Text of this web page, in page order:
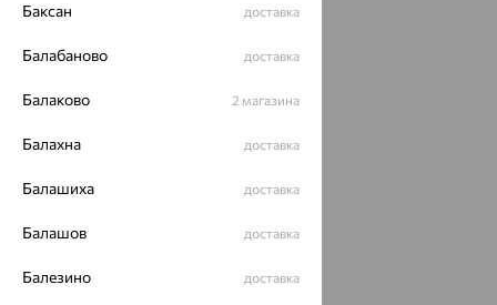
Баксан доставка
Балабаново доставка
Балаково 2 магазина
Балахна доставка
Балашиха доставка
Балашов доставка
Балезино доставка